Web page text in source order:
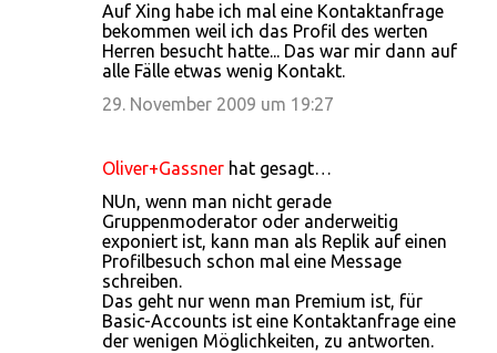
Auf Xing habe ich mal eine Kontaktanfrage
bekommen weil ich das Profil des werten
Herren besucht hatte... Das war mir dann auf
alle Fälle etwas wenig Kontakt.
29. November 2009 um 19:27
Oliver+Gassner hat gesagt…
NUn, wenn man nicht gerade
Gruppenmoderator oder anderweitig
exponiert ist, kann man als Replik auf einen
Profilbesuch schon mal eine Message
schreiben.
Das geht nur wenn man Premium ist, für
Basic-Accounts ist eine Kontaktanfrage eine
der wenigen Möglichkeiten, zu antworten.